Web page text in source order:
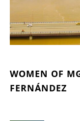
WOMEN OF
FERNÁNDEZ